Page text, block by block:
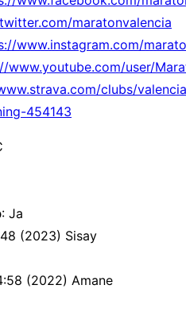
maratonvalencia
www.instagram.com/
www.youtube.com/user/
clubs/
454143
: Ja
(2023) Sisay
(2022) Amane